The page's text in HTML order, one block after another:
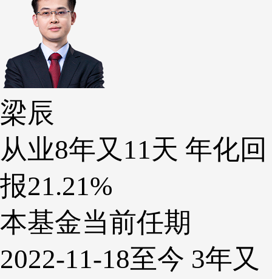
梁辰
从业8年又11天 年化回
报21.21%
本基金当前任期
2022-11-18至今 3年又